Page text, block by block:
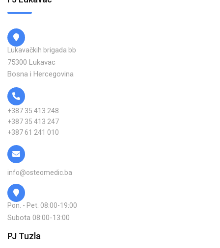
Lukavačkih brigada bb
75300 Lukavac
Bosna i Hercegovina
+387 35 413 248
+387 35 413 247
+387 61 241 010
info@osteomedic.ba
Pon. - Pet. 08:00-19:00
Subota 08:00-13:00
PJ Tuzla